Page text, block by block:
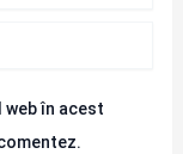
web în acest